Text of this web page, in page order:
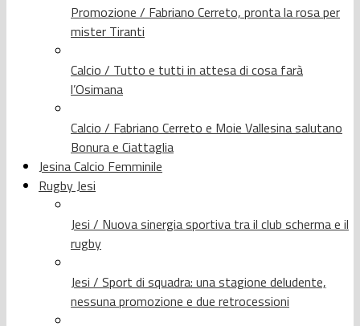
Promozione / Fabriano Cerreto, pronta la rosa per
mister Tiranti
Calcio / Tutto e tutti in attesa di cosa farà
l’Osimana
Calcio / Fabriano Cerreto e Moie Vallesina salutano
Bonura e Ciattaglia
Jesina Calcio Femminile
Rugby Jesi
Jesi / Nuova sinergia sportiva tra il club scherma e il
rugby
Jesi / Sport di squadra: una stagione deludente,
nessuna promozione e due retrocessioni